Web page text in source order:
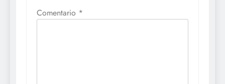
Comentario *